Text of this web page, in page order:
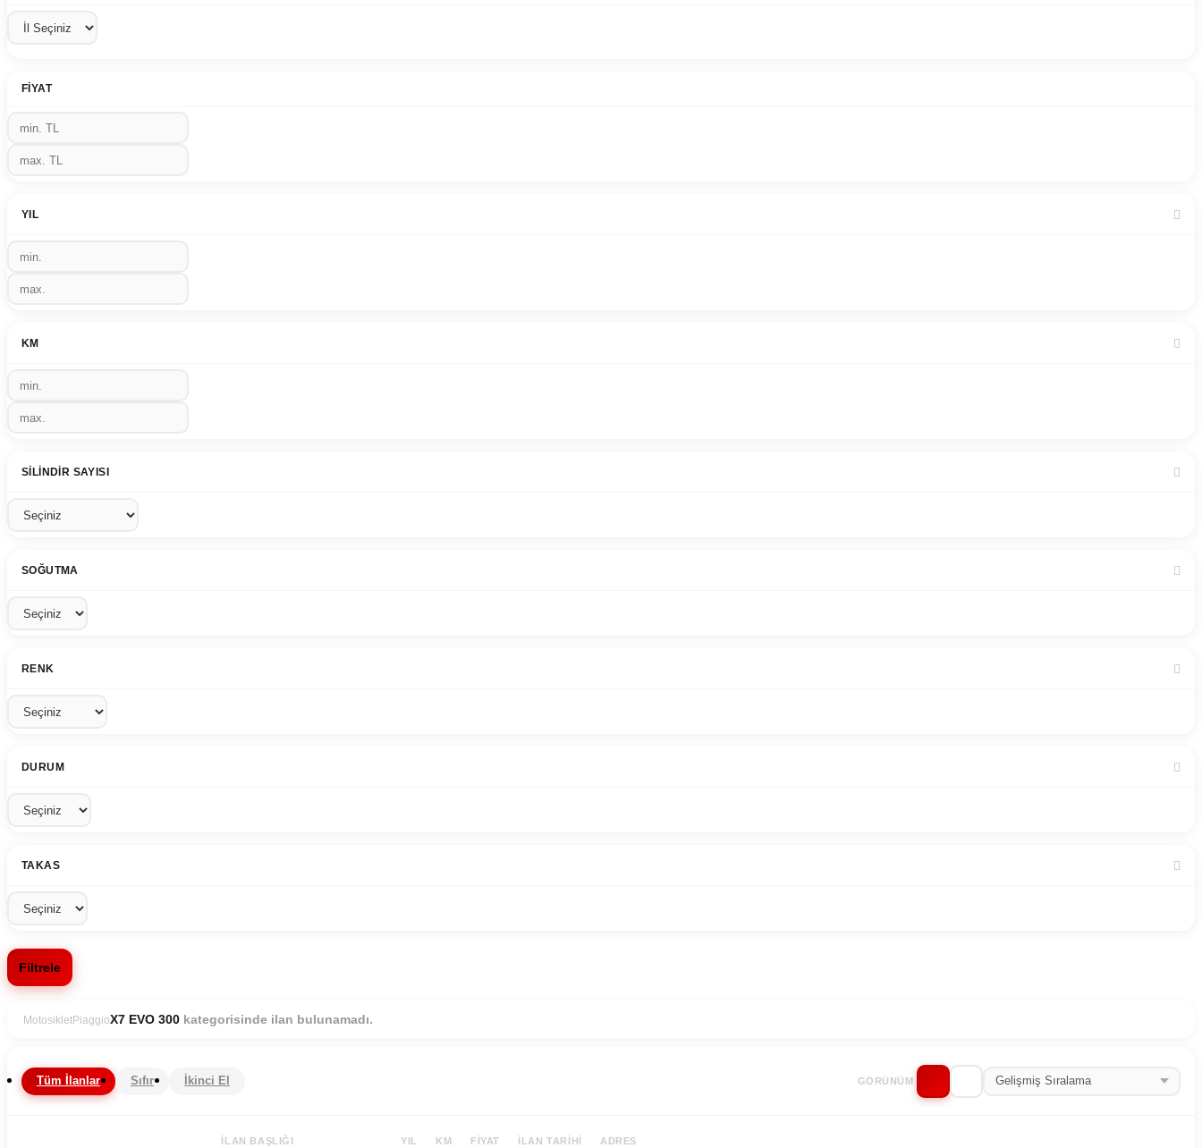
FIYAT
YIL
KM
SILINDIR SAYISI
SOĞUTMA
RENK
DURUM
TAKAS
Filtrele
MotosikletPiaggioX7 EVO 300 kategorisinde ilan bulunamadı.
Tüm İlanlar Sıfır İkinci El GÖRÜNÜM
İLAN BAŞLIĞI YIL KM FIYAT İLAN TARIHI ADRES